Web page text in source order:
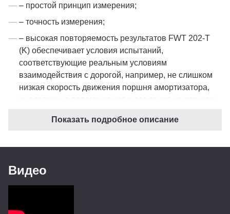
– простой принцип измерения;
– точность измерения;
– высокая повторяемость результатов FWT 202-T
(K) обеспечивает условия испытаний,
соответствующие реальным условиям
взаимодействия с дорогой, например, не слишком
низкая скорость движения поршня амортизатора,
в соответствии с резонансными колебаниями
Показать подробное описание
Видео